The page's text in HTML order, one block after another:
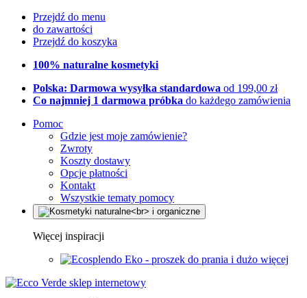
Przejdź do menu
do zawartości
Przejdź do koszyka
100% naturalne kosmetyki
Polska: Darmowa wysyłka standardowa od 199,00 zł
Co najmniej 1 darmowa próbka do każdego zamówienia
Pomoc
Gdzie jest moje zamówienie?
Zwroty
Koszty dostawy
Opcje płatności
Kontakt
Wszystkie tematy pomocy
Więcej inspiracji
Eko - proszek do prania i dużo więcej